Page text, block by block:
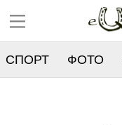
СПОРТ ФОТО